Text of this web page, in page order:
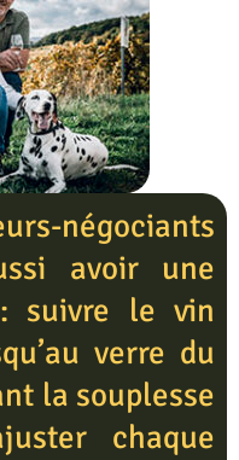
négociants
avoir une
: suivre le vin
verre du
la souplesse
chaque